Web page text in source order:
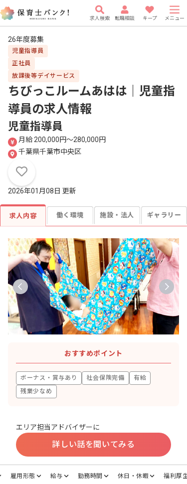
求人検索 転職相談 キープ メニュー
26年度募集
児童指導員
正社員
放課後等デイサービス
ちびっこルームあはは｜児童指
導員の求人情報
児童指導員
月給 200,000円〜280,000円
千葉県千葉市中央区
2026年01月08日 更新
求人内容 働く環境 施設・法人 ギャラリー
おすすめポイント
ボーナス・賞与あり 社会保険完備
有給
残業少なめ
エリア担当アドバイザーに
詳しい話を聞いてみる
雇用形態 給与 勤務時間 休日・休暇 福利厚生